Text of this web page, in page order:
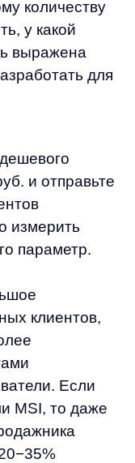
Если
то даже
нулевой